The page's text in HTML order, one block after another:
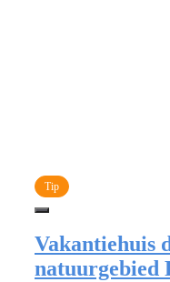
Tip
Vakantiehuis
natuurgebied